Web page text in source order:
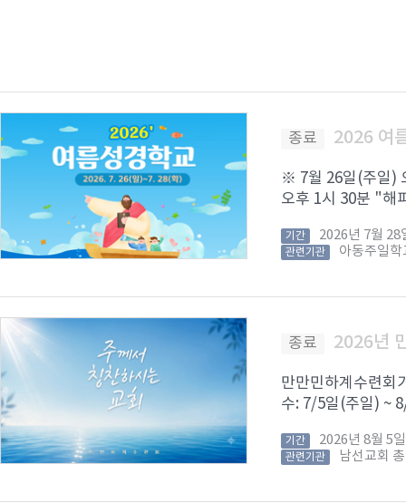
종료 2026 여
※ 7월 26일(주일)
오후 1시 30분 "해
기간 2026년 7월 28
관련기관 아동주일학
종료 2026년
만만민하계수련회
수: 7/5일(주일) ~
기간 2026년 8월 5
관련기관 남선교회